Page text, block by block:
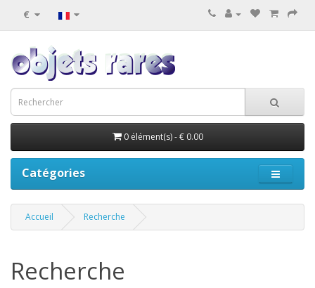
€
0 élément(s) - € 0.00
Catégories
Accueil Recherche
Recherche